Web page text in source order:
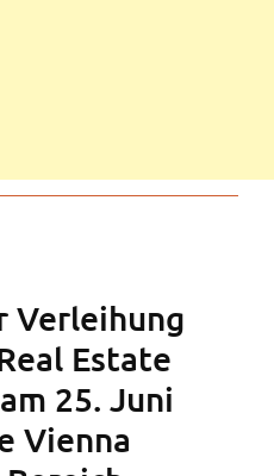
Verleihung
Estate
25. Juni
Vienna